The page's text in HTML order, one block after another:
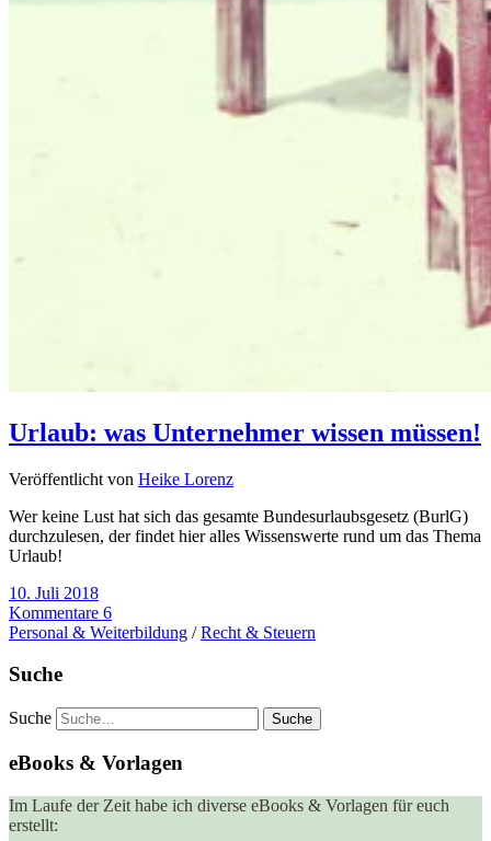
Urlaub: was Unternehmer wissen müssen!
Veröffentlicht von Heike Lorenz
Wer keine Lust hat sich das gesamte Bundesurlaubsgesetz (BurlG)
durchzulesen, der findet hier alles Wissenswerte rund um das Thema
Urlaub!
10. Juli 2018
Kommentare 6
Personal & Weiterbildung /Recht & Steuern
Suche
Suche
eBooks & Vorlagen
Im Laufe der Zeit habe ich diverse eBooks & Vorlagen für euch
erstellt: